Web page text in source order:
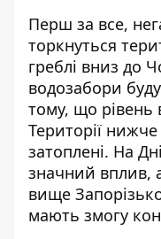
Перш за все,
торкнуться
греблі вниз до
водозабори
тому, що рівень
Території нижче
затоплені. На
значний вплив,
вище
мають змогу